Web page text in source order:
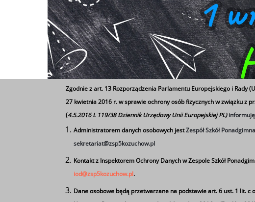
Rozpoczęcie roku szkolnego odbędzie się
Zgodnie z art. 13 Rozporządzenia Parlamentu Europejskiego i Rady
27 kwietnia 2016 r. w sprawie ochrony osób fizycznych w związku z
(4.5.2016 L 119/38 Dziennik Urzędowy Unii Europejskiej PL)
Administratorem danych osobowych jestZespół Szkół
sekretariat@zsp5kozuchow.pl
Kontakt z Inspektorem Ochrony Danych w Zespole Szkół
iod@zsp5kozuchow.pl.
Dane osobowe będą przetwarzane na podstawie art. 6 ust. 1 lit. c